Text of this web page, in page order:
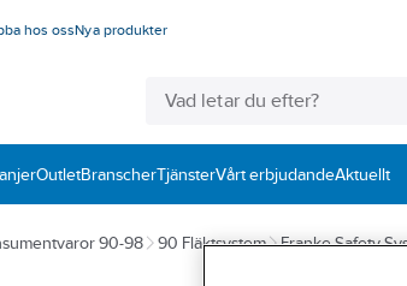
hos ossNya produkter
OutletBranscherTjänsterVårt erbjudandeAktuellt
90-98 90 Fläktsystem Franke Safety